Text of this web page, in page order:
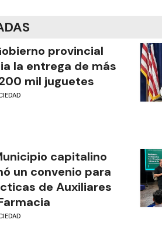
provincial
la entrega de más
mil juguetes
capitalino
un convenio para
de Auxiliares